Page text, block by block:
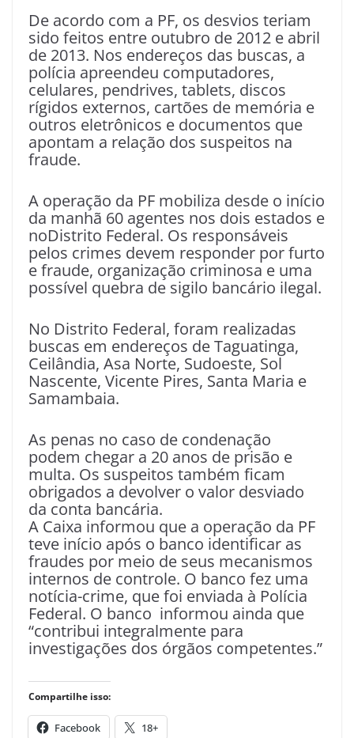
De acordo com a PF, os desvios teriam
sido feitos entre outubro de 2012 e abril
de 2013. Nos endereços das buscas, a
polícia apreendeu computadores,
celulares, pendrives, tablets, discos
rígidos externos, cartões de memória e
outros eletrônicos e documentos que
apontam a relação dos suspeitos na
fraude.
A operação da PF mobiliza desde o início
da manhã 60 agentes nos dois estados e
noDistrito Federal. Os responsáveis
pelos crimes devem responder por furto
e fraude, organização criminosa e uma
possível quebra de sigilo bancário ilegal.
No Distrito Federal, foram realizadas
buscas em endereços de Taguatinga,
Ceilândia, Asa Norte, Sudoeste, Sol
Nascente, Vicente Pires, Santa Maria e
Samambaia.
As penas no caso de condenação
podem chegar a 20 anos de prisão e
multa. Os suspeitos também ficam
obrigados a devolver o valor desviado
da conta bancária.
A Caixa informou que a operação da PF
teve início após o banco identificar as
fraudes por meio de seus mecanismos
internos de controle. O banco fez uma
notícia-crime, que foi enviada à Polícia
Federal. O banco informou ainda que
“contribui integralmente para
investigações dos órgãos competentes.”
Compartilhe isso:
Facebook 18+